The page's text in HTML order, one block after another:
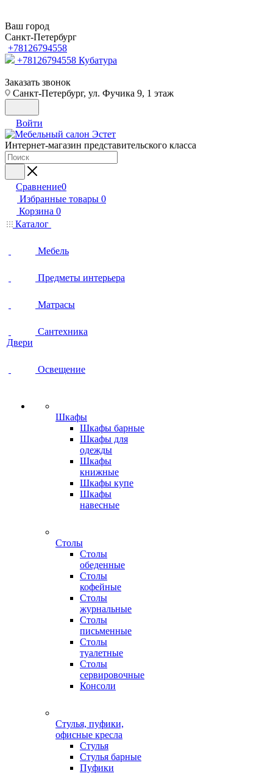
Ваш город
Санкт-Петербург
+78126794558
+78126794558 Кубатура
Заказать звонок
Санкт-Петербург, ул. Фучика 9, 1 этаж
Войти
Интернет-магазин представительского класса
Сравнение0
Избранные товары 0
Корзина 0
Каталог
Мебель
Предметы интерьера
Матрасы
Сантехника
Двери
Освещение
Шкафы
Шкафы барные
Шкафы для
одежды
Шкафы
книжные
Шкафы купе
Шкафы
навесные
Столы
Столы
обеденные
Столы
кофейные
Столы
журнальные
Столы
письменные
Столы
туалетные
Столы
сервировочные
Консоли
Стулья, пуфики,
офисные кресла
Стулья
Стулья барные
Пуфики